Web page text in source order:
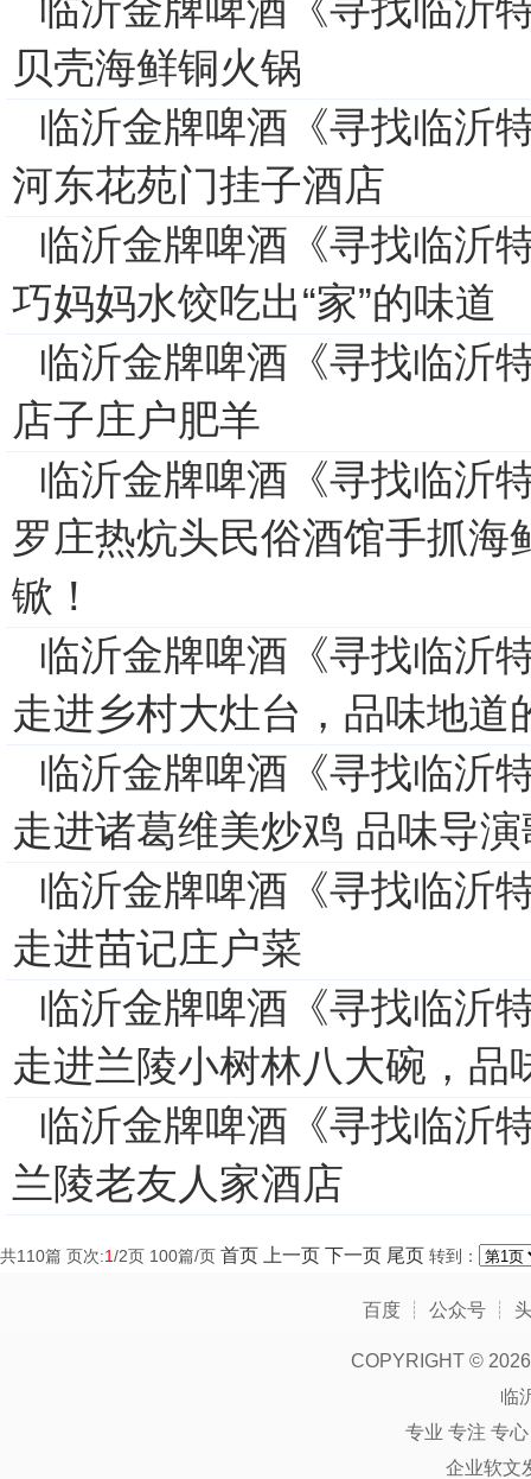
贝壳海鲜铜火锅
临沂金牌啤酒《寻找临沂
河东花苑门挂子酒店
临沂金牌啤酒《寻找临沂
巧妈妈水饺吃出“家”的味道
临沂金牌啤酒《寻找临沂
店子庄户肥羊
临沂金牌啤酒《寻找临沂
罗庄热炕头民俗酒馆手抓海
锨！
临沂金牌啤酒《寻找临沂
走进乡村大灶台，品味地道
临沂金牌啤酒《寻找临沂
走进诸葛维美炒鸡 品味导
临沂金牌啤酒《寻找临沂
走进苗记庄户菜
临沂金牌啤酒《寻找临沂
走进兰陵小树林八大碗，品
临沂金牌啤酒《寻找临沂
兰陵老友人家酒店
共110篇 页次:1/2页 100篇/页 首页 上一页 下一页 尾页 转到：
百度 ┊ 公众号 ┊
COPYRIGHT ©
临
专业 专注 专
企业软文